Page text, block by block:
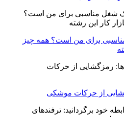
مناسبی برای من است؟ همه چیز
از حرکات موشکی